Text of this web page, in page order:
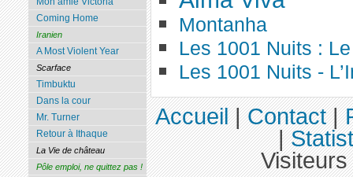
Montanha
Les 1001 Nuits :
Les 1001 Nuits -
Coming Home
Iranien
A Most Violent Year
Scarface
Timbuktu
Dans la cour
Mr. Turner
Retour à Ithaque
La Vie de château
Pôle emploi, ne quittez pas !
Accueil|Contact|
|